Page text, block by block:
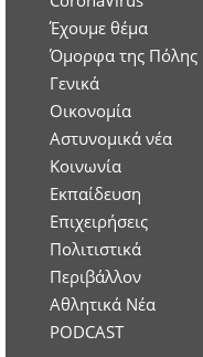
Έχουμε θέμα
Όμορφα της Πόλης
Γενικά
Οικονομία
Aστυνομικά νέα
Κοινωνία
Εκπαίδευση
Επιχειρήσεις
Πολιτιστικά
Περιβάλλον
Αθλητικά Νέα
PODCAST